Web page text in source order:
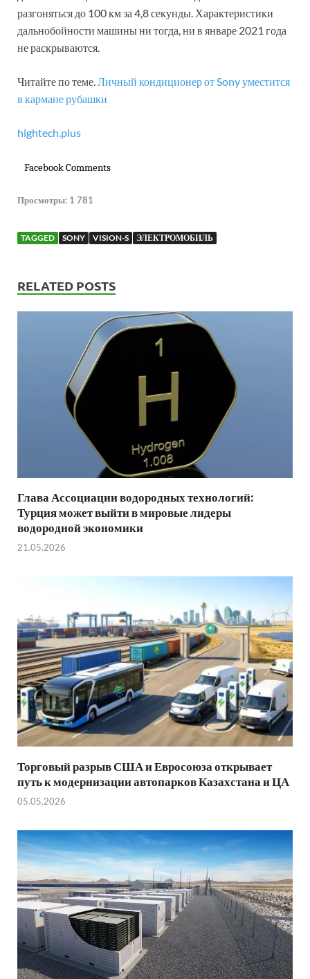
разгоняться до 100 км за 4,8 секунды. Характеристики
дальнобойности машины ни тогда, ни в январе 2021 года
не раскрываются.
Читайте по теме.Личный кондиционер от Sony уместится
в кармане рубашки
hightech.plus
Facebook Comments
Просмотры: 1 781
TAGGED SONY VISION-S ЭЛЕКТРОМОБИЛЬ
RELATED POSTS
Глава Ассоциации водородных технологий:
Турция может выйти в мировые лидеры
водородной экономики
21.05.2026
Торговый разрыв США и Евросоюза открывает
путь к модернизации автопарков Казахстана и ЦА
05.05.2026